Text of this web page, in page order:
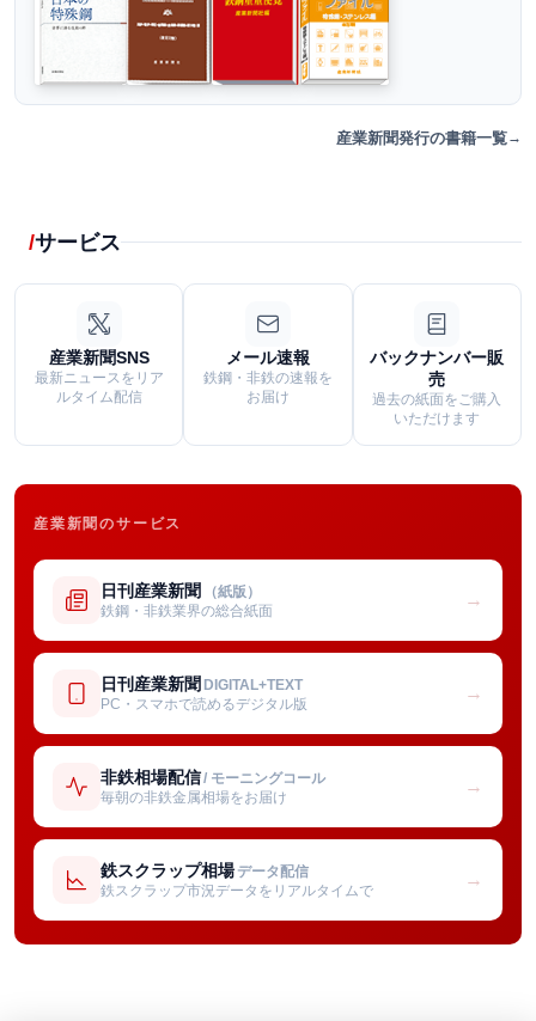
産業新聞発行の書籍一覧
サービス
産業新聞SNS
最新ニュースをリア
ルタイム配信
メール速報
鉄鋼・非鉄の速報を
お届け
バックナンバー販
売
過去の紙面をご購入
いただけます
産業新聞のサービス
日刊産業新聞 （紙版）
鉄鋼・非鉄業界の総合紙面
→
日刊産業新聞 DIGITAL+TEXT
PC・スマホで読めるデジタル版
→
非鉄相場配信/ モーニングコール
毎朝の非鉄金属相場をお届け
→
鉄スクラップ相場 データ配信
鉄スクラップ市況データをリアルタイムで
→